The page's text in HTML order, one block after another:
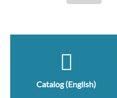
Catalog (English)